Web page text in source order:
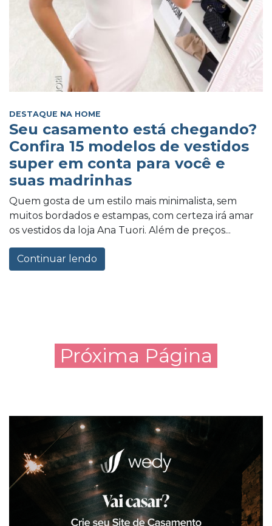
DESTAQUE NA HOME
Seu casamento está chegando?
Confira 15 modelos de vestidos
super em conta para você e
suas madrinhas
Quem gosta de um estilo mais minimalista, sem
muitos bordados e estampas, com certeza irá amar
os vestidos da loja Ana Tuori. Além de preços...
Continuar lendo
Próxima Página